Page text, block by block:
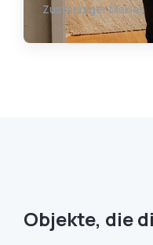
Zuständiger Makler
Objekte, die